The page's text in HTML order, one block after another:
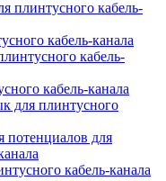
плинтусного кабель-
кабель-канала
кабель-
кабель-канала
для плинтусного
потенциалов для
кабель-канала